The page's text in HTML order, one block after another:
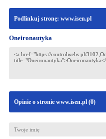
Podlinkuj stronę: www.isen.pl
Oneironautyka
Opinie o stronie www.isen.pl (0)